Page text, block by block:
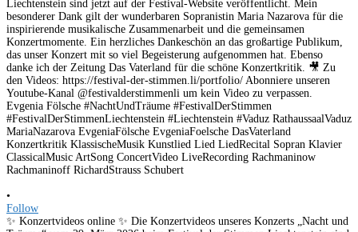
•
Follow
✨ Konzertvideos online ✨ Die Konzertvideos unseres Konzerts „Nacht und